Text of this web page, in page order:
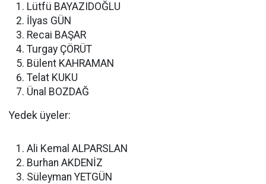
Lütfü BAYAZIDOĞLU
İlyas GÜN
Recai BAŞAR
Turgay ÇÖRÜT
Bülent KAHRAMAN
Telat KUKU
Ünal BOZDAĞ
Yedek üyeler:
Ali Kemal ALPARSLAN
Burhan AKDENİZ
Süleyman YETGÜN